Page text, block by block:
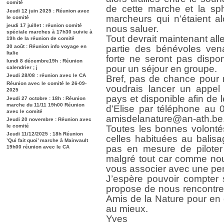
comité
Jeudi 12 juin 2025 : Réunion avec
le comité
jeudi 17 juillet : réunion comité
spéciale marches à 17h30 suivie à
19h de la réunion de comité
30 août : Réunion info voyage en
Italie
lundi 8 décembre19h : Réunion
calendrier ; j
Jeudi 28/08 : réunion avec le CA
Réunion avec le comité le 26-09-
2025
Jeudi 27 octobre : 18h : Réunion
marche du 11/11 19h00 Réunion
avec le comité
Jeudi 20 novembre : Réunion avec
le comité
Jeudi 11/12/2025 : 18h Réunion
’Qui fait quoi’ marche à Mainvault
19h00 réunion avec le CA
de cette marche et la
marcheurs qui n’étaient
nous saluer.
Tout devrait maintenant
partie des bénévoles
forte ne seront pas
pour un séjour en groupe.
Bref, pas de chance
voudrais lancer un
pays et disponible afin de
d’Elise par téléphone au
amisdelanature@an-
Toutes les bonnes
celles habituées au
pas en mesure de
malgré tout car comme
vous associer avec une
J’espère pouvoir
propose de nous
Amis de la Nature pour
au mieux.
Yves